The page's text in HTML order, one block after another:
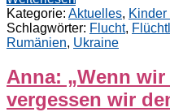
Kategorie: Aktuelles, Kinder
Schlagwörter: Flucht,
Rumänien, Ukraine
Anna: „Wenn
vergessen wir